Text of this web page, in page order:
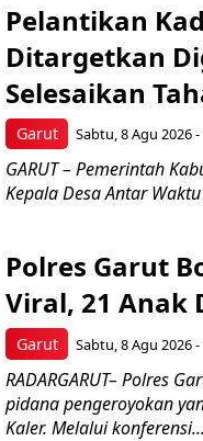
Garut
Pelantikan
Ditargetkan
Selesaikan
Sabtu, 8 Agu 2026 -
GARUT – Pemerintah
Kepala Desa Antar
Garut
Polres Garut
Viral, 21 Anak
Sabtu, 8 Agu 2026 -
RADARGARUT– Polres
pidana pengeroyokan
Kaler. Melalui konferensi...